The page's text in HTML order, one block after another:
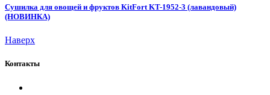
Сушилка для овощей и фруктов KitFort KT-1952-3 (лавандовый)
(НОВИНКА)
Наверх
Контакты